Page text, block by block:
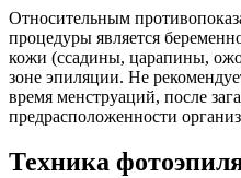
Относительным
процедуры является
кожи (ссадины, царапины,
зоне эпиляции. Не
время менструаций, после
предрасположенности
Техника